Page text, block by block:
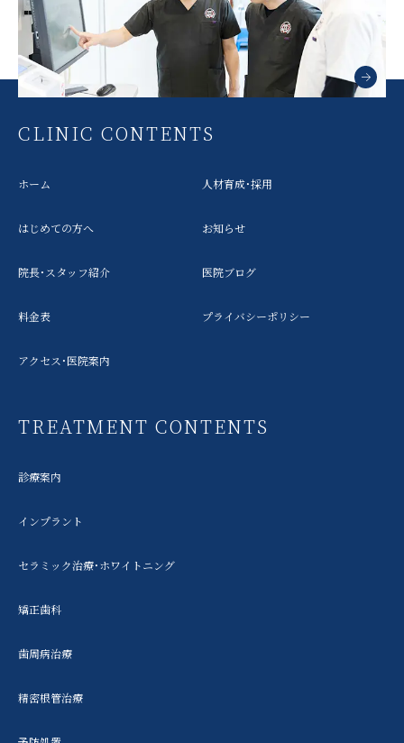
CLINIC CONTENTS
ホーム
はじめての方へ
院長・スタッフ紹介
料金表
アクセス・医院案内
人材育成・採用
お知らせ
医院ブログ
プライバシーポリシー
TREATMENT CONTENTS
診療案内
インプラント
セラミック治療・ホワイトニング
矯正歯科
歯周病治療
精密根管治療